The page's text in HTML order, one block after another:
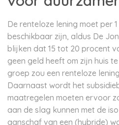
De renteloze lening moet per
beschikbaar zijn, aldus De
blijken dat 15 tot 20 procent
geen geld heeft om zijn huis
groep zou een renteloze
Daarnaast wordt het
maatregelen moeten ervoor
aan de slag kunnen met de
aanschaf van een (hybride)